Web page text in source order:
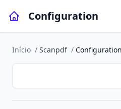
Configuration
Início / Scanpdf / Configuration